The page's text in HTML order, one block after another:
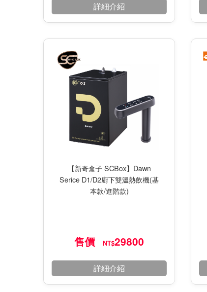
詳細介紹
【新奇盒子 SCBox】Dawn
Serice D1/D2廚下雙溫熱飲機(基
本款/進階款)
售價 NT$29800
詳細介紹